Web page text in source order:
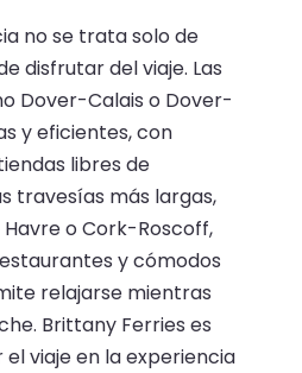
no se trata solo de
disfrutar del viaje. Las
Dover-Calais o Dover-
y eficientes, con
libres de
travesías más largas,
o Cork-Roscoff,
y cómodos
relajarse mientras
Brittany Ferries es
viaje en la experiencia